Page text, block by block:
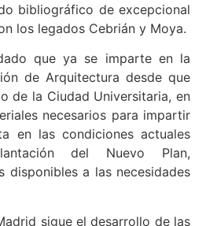
bibliográfico de excepcional
los legados Cebrián y Moya.
que ya se imparte en la
de Arquitectura desde que
de la Ciudad Universitaria, en
necesarios para impartir
en las condiciones actuales
del Nuevo Plan,
disponibles a las necesidades
sigue el desarrollo de las